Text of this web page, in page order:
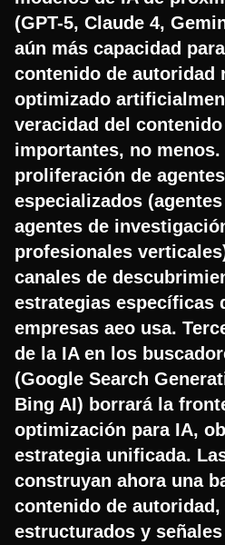
(GPT-5, Claude 4,
aún más capacidad
contenido de autoridad
optimizado
veracidad del
importantes, no menos.
proliferación de
especializados
agentes de
profesionales
canales de
estrategias específicas
empresas aeo usa.
de la IA en los
(Google Search
Bing AI) borrará la
optimización para IA,
estrategia unificada.
construyan ahora una
contenido de autoridad,
estructurados y